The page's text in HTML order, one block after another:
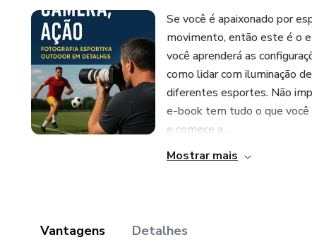
Se você é apaixonado por
movimento, então este é o
você aprenderá as
como lidar com iluminação
diferentes esportes. Não
e-book tem tudo o que você
e comece a ...
Mostrar mais
Vantagens Detalhes